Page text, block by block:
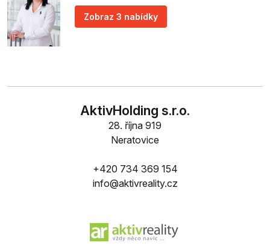
Zobraz 3 nabídky
AktivHolding s.r.o.
28. října 919
Neratovice
+420 734 369 154
info@aktivreality.cz